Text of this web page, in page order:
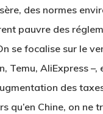
des normes
pauvre des
se focalise sur le
Temu, AliExpress –,
des
qu’en Chine, on ne